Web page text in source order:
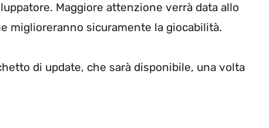
Maggiore attenzione verrà data allo
miglioreranno sicuramente la giocabilità.
di update, che sarà disponibile, una volta